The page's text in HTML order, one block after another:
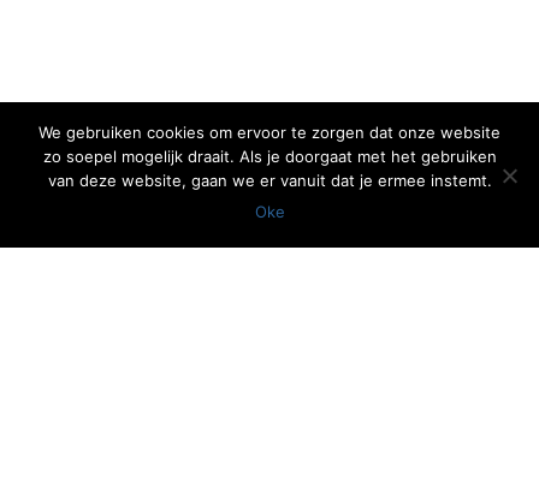
We gebruiken cookies om ervoor te zorgen dat onze website
zo soepel mogelijk draait. Als je doorgaat met het gebruiken
van deze website, gaan we er vanuit dat je ermee instemt.
Oke